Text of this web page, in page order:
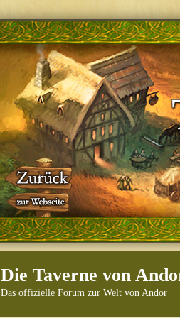
Die Taverne von
Das offizielle Forum zur Welt von Andor